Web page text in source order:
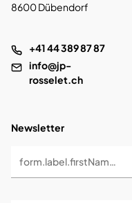
8600 Dübendorf
+41 44 389 87 87
info@jp-
rosselet.ch
Newsletter
form.label.firstName *